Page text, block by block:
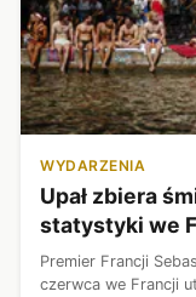
WYDARZENIA
Upał zbiera
statystyki we
Premier Francji
czerwca we Francji